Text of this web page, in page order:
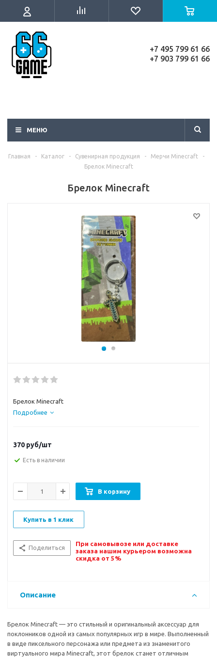
+7 495 799 61 66
+7 903 799 61 66
МЕНЮ
Главная - Каталог - Сувенирная продукция - Мерчи Minecraft
-
Брелок Minecraft
Брелок Minecraft
Брелок Minecraft
Подробнее
370 руб/шт
Есть в наличии
В корзину
Купить в 1 клик
Поделиться
При самовывозе или доставке
заказа нашим курьером возможна
скидка от 5%
Описание
Брелок Minecraft — это стильный и оригинальный аксессуар для
поклонников одной из самых популярных игр в мире. Выполненный
в виде пиксельного персонажа или предмета из знаменитого
виртуального мира Minecraft, этот брелок станет отличным